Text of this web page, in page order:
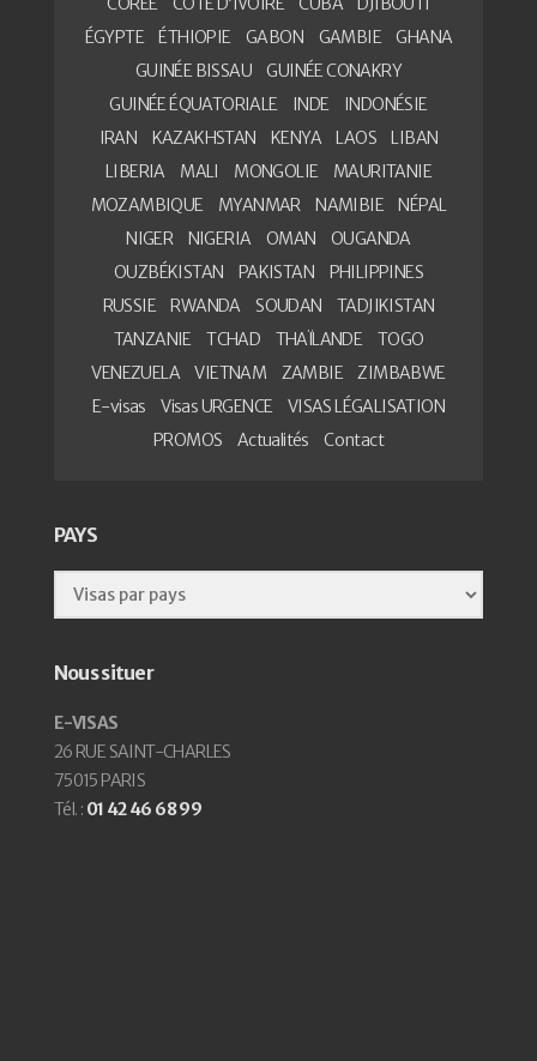
ÉGYPTE
ÉTHIOPIE GABON GAMBIE
GHANA
GUINÉE BISSAU
GUINÉE CONAKRY
GUINÉE ÉQUATORIALE
INDE
INDONÉSIE
IRAN
KAZAKHSTAN KENYA LAOS
LIBAN
LIBERIA
MALI MONGOLIE
MAURITANIE
MOZAMBIQUE
MYANMAR NAMIBIE
NÉPAL
NIGER
NIGERIA OMAN
OUGANDA
OUZBÉKISTAN
PAKISTAN
PHILIPPINES
RUSSIE
RWANDA SOUDAN
TADJIKISTAN
TANZANIE
TCHAD THAÏLANDE
TOGO
VENEZUELA
VIETNAM ZAMBIE
ZIMBABWE
E-visas
Visas URGENCE
VISAS LÉGALISATION
PROMOS
Actualités Contact
PAYS
Nous situer
E-VISAS
26 RUE SAINT-CHARLES
75015 PARIS
Tél. : 01 42 46 68 99